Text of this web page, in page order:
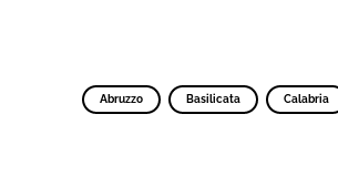
Abruzzo Basilicata Calabria